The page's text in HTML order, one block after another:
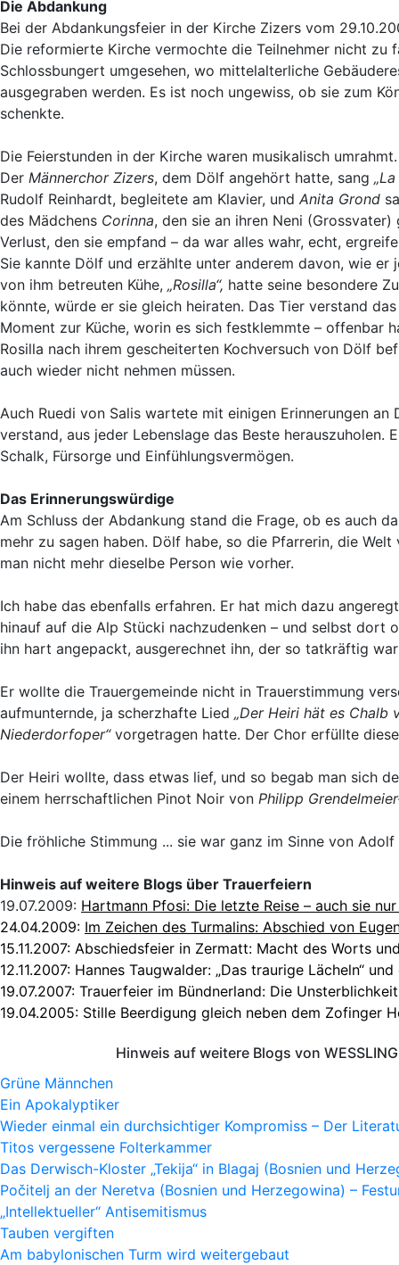
Die Abdankung
Bei der Abdankungsfeier in der Kirche Zizers vom
Die reformierte Kirche vermochte die Teilnehmer nicht zu
Schlossbungert umgesehen, wo mittelalterliche
ausgegraben werden. Es ist noch ungewiss, ob sie zum
schenkte.
Die Feierstunden in der Kirche waren musikalisch
Der Männerchor Zizers, dem Dölf angehört hatte, sang
Rudolf Reinhardt, begleitete am Klavier, und Anita Grond
des Mädchens Corinna, den sie an ihren Neni
Verlust, den sie empfand – da war alles wahr, echt,
Sie kannte Dölf und erzählte unter anderem davon, wie
von ihm betreuten Kühe, „Rosilla“, hatte seine besondere
könnte, würde er sie gleich heiraten. Das Tier verstand
Moment zur Küche, worin es sich festklemmte – offenbar
Rosilla nach ihrem gescheiterten Kochversuch von Dölf
auch wieder nicht nehmen müssen.
Auch Ruedi von Salis wartete mit einigen Erinnerungen
verstand, aus jeder Lebenslage das Beste
Schalk, Fürsorge und Einfühlungsvermögen.
Das Erinnerungswürdige
Am Schluss der Abdankung stand die Frage, ob es auch
mehr zu sagen haben. Dölf habe, so die Pfarrerin, die
man nicht mehr dieselbe Person wie vorher.
Ich habe das ebenfalls erfahren. Er hat mich dazu
hinauf auf die Alp Stücki nachzudenken – und selbst dort
ihn hart angepackt, ausgerechnet ihn, der so tatkräftig
Er wollte die Trauergemeinde nicht in Trauerstimmung
aufmunternde, ja scherzhafte Lied „Der Heiri hät es Chalb
Niederdorfoper“vorgetragen hatte. Der Chor erfüllte
Der Heiri wollte, dass etwas lief, und so begab man sich
einem herrschaftlichen Pinot Noir von Philipp
Die fröhliche Stimmung ... sie war ganz im Sinne von
Hinweis auf weitere Blogs über Trauerfeiern
19.07.2009: Hartmann Pfosi: Die letzte Reise – auch sie
24.04.2009: Im Zeichen des Turmalins: Abschied von
15.11.2007: Abschiedsfeier in Zermatt: Macht des Worts
12.11.2007: Hannes Taugwalder: „Das traurige Lächeln“
19.07.2007: Trauerfeier im Bündnerland: Die
19.04.2005: Stille Beerdigung gleich neben dem Zofinger
Hinweis auf weitere Blogs von
Grüne Männchen
Ein Apokalyptiker
Wieder einmal ein durchsichtiger Kompromiss – Der
Titos vergessene Folterkammer
Das Derwisch-Kloster „Tekija“ in Blagaj (Bosnien und
Počitelj an der Neretva (Bosnien und Herzegowina) –
„Intellektueller“ Antisemitismus
Tauben vergiften
Am babylonischen Turm wird weitergebaut